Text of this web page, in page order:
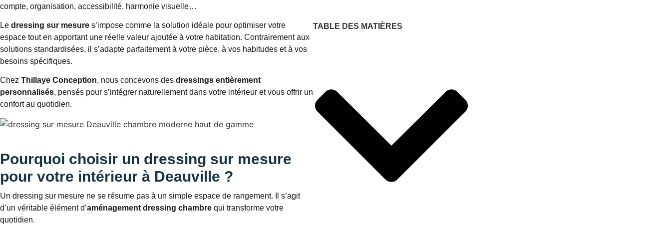
compte, organisation, accessibilité, harmonie visuelle…
Le dressing sur mesure s’impose comme la solution idéale pour optimiser votre
espace tout en apportant une réelle valeur ajoutée à votre habitation. Contrairement aux
solutions standardisées, il s’adapte parfaitement à votre pièce, à vos habitudes et à vos
besoins spécifiques.
Chez Thillaye Conception, nous concevons des dressings entièrement
personnalisés, pensés pour s’intégrer naturellement dans votre intérieur et vous offrir un
confort au quotidien.
Pourquoi choisir un dressing sur mesure
pour votre intérieur à Deauville ?
Un dressing sur mesure ne se résume pas à un simple espace de rangement. Il s’agit
d’un véritable élément d’aménagement dressing chambre qui transforme votre
quotidien.
TABLE DES MATIÈRES